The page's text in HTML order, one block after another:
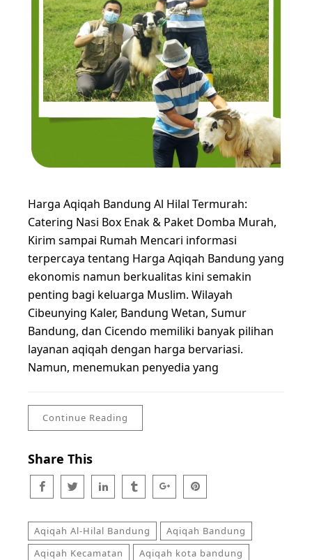
Harga Aqiqah Bandung Al Hilal Termurah:
Catering Nasi Box Enak & Paket Domba Murah,
Kirim sampai Rumah Mencari informasi
terpercaya tentang Harga Aqiqah Bandung yang
ekonomis namun berkualitas kini semakin
penting bagi keluarga Muslim. Wilayah
Cibeunying Kaler, Bandung Wetan, Sumur
Bandung, dan Cicendo memiliki banyak pilihan
layanan aqiqah dengan harga bervariasi.
Namun, menemukan penyedia yang
Continue Reading
Share This
Aqiqah Al-Hilal Bandung
Aqiqah Bandung
Aqiqah Kecamatan
Aqiqah kota bandung